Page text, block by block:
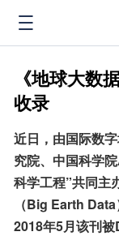
《地球大数
收录
近日，由国际数
究院、中国科学
科学工程”共同主
（Big Earth
2018年5月该刊